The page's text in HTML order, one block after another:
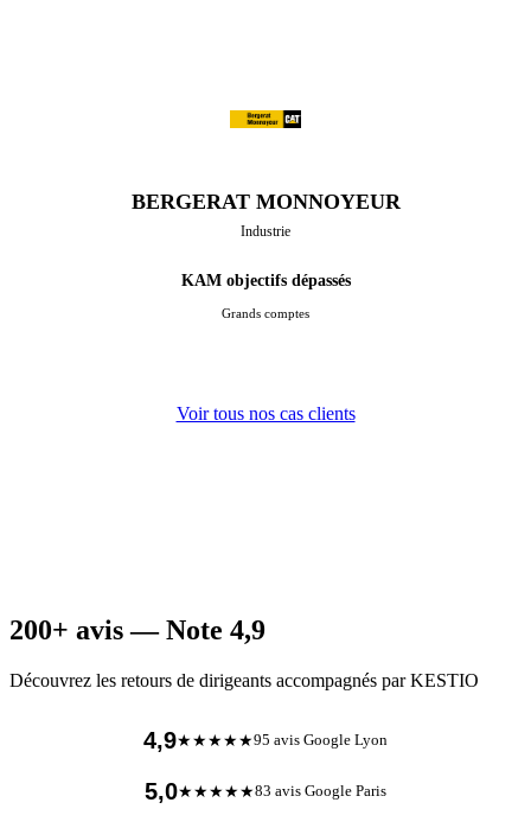
BERGERAT MONNOYEUR
Industrie
KAM objectifs dépassés
Grands comptes
Voir tous nos cas clients
200+ avis — Note 4,9
Découvrez les retours de dirigeants accompagnés par KESTIO
4,9★★★★★95 avis Google Lyon
5,0★★★★★83 avis Google Paris